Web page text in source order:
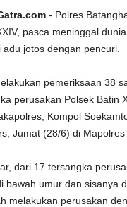
- Polres
pasca meninggal
jotos dengan pencuri.
pemeriksaan 38
perusakan Polsek Batin
Kompol
Jumat (28/6) di Mapolres
dari 17 tersangka
bawah umur dan sisanya
melakukan perusakan